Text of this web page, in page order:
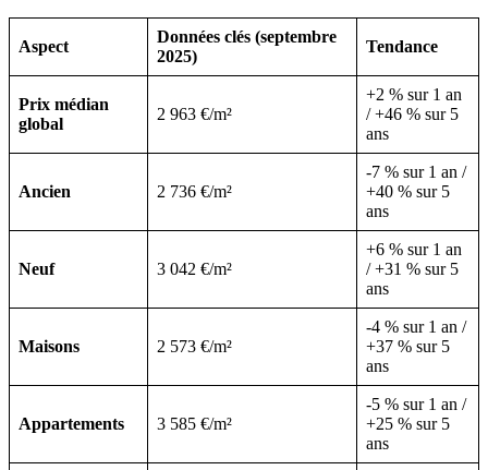
Aspect
Données clés (septembre
2025)
Tendance
Prix médian
global
2 963 €/m²
+2 % sur 1 an
/ +46 % sur 5
ans
Ancien 2 736 €/m²
-7 % sur 1 an /
+40 % sur 5
ans
Neuf 3 042 €/m²
+6 % sur 1 an
/ +31 % sur 5
ans
Maisons 2 573 €/m²
-4 % sur 1 an /
+37 % sur 5
ans
Appartements 3 585 €/m²
-5 % sur 1 an /
+25 % sur 5
ans